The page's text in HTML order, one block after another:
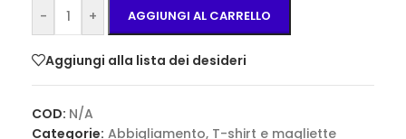
- + AGGIUNGI AL CARRELLO
Aggiungi alla lista dei desideri
COD: N/A
Categorie: Abbigliamento, T-shirt e magliette